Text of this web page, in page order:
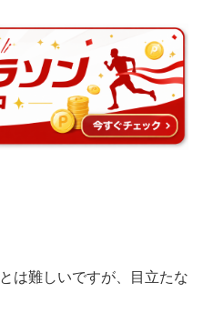
は難しいですが、目立たな